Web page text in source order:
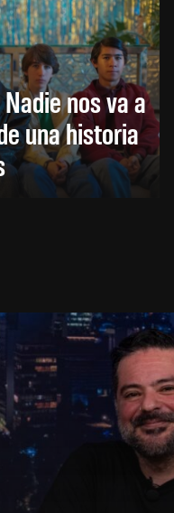
nos va a
una historia